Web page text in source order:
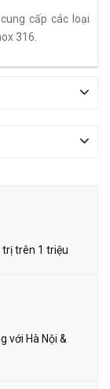
cấp các loại
316.
trị trên 1 triệu
với Hà Nội &